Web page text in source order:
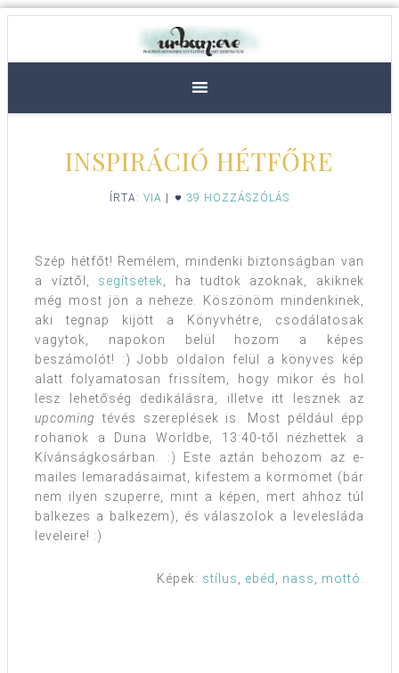
INSPIRÁCIÓ HÉTFŐRE
ÍRTA: VIA 39 HOZZÁSZÓLÁS
Szép hétfőt! Remélem, mindenki biztonságban van
a víztől, segítsetek, ha tudtok azoknak, akiknek
még most jön a neheze. Köszönöm mindenkinek,
aki tegnap kijött a Könyvhétre, csodálatosak
vagytok, napokon belül hozom a képes
beszámolót! :) Jobb oldalon felül a könyves kép
alatt folyamatosan frissítem, hogy mikor és hol
lesz lehetőség dedikálásra, illetve itt lesznek az
upcoming tévés szereplések is. Most például épp
rohanok a Duna Worldbe, 13:40-től nézhettek a
Kívánságkosárban. :) Este aztán behozom az e-
mailes lemaradásaimat, kifestem a körmömet (bár
nem ilyen szuperre, mint a képen, mert ahhoz túl
balkezes a balkezem), és válaszolok a levelesláda
leveleire! :)
Képek: stílus, ebéd , nass, mottó.